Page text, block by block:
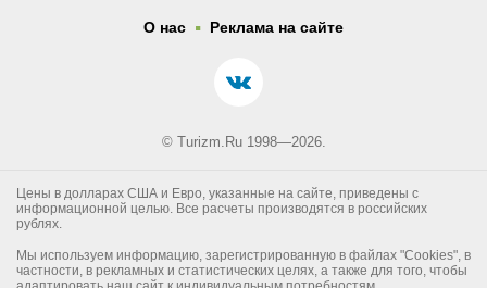
О нас . Реклама на сайте
© Turizm.Ru 1998—2026.
Цены в долларах США и Евро, указанные на сайте, приведены с
информационной целью. Все расчеты производятся в российских
рублях.
Мы используем информацию, зарегистрированную в файлах "Cookies", в
частности, в рекламных и статистических целях, а также для того, чтобы